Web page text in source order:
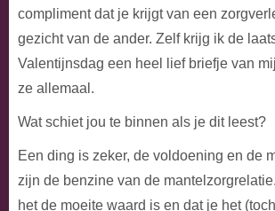
compliment dat je krijgt van een
gezicht van de ander. Zelf krijg ik de
Valentijnsdag een heel lief briefje van
ze allemaal.
Wat schiet jou te binnen als je dit leest?
Een ding is zeker, de voldoening en de
zijn de benzine van de
het de moeite waard is en dat je het